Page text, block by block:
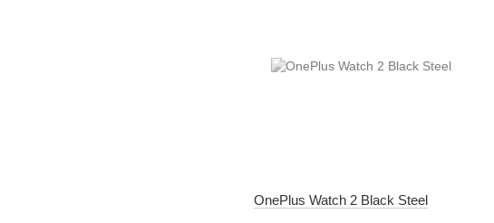
OnePlus Watch 2 Black Steel